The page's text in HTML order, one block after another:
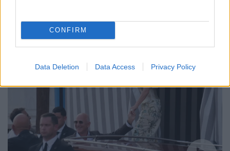
CONFIRM
Data Deletion Data Access Privacy Policy